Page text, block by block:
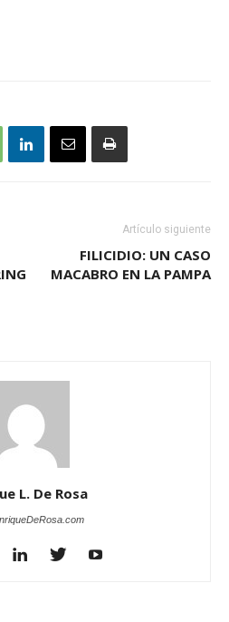
Artículo siguiente
FILICIDIO: UN CASO
MACABRO EN LA PAMPA
L. De Rosa